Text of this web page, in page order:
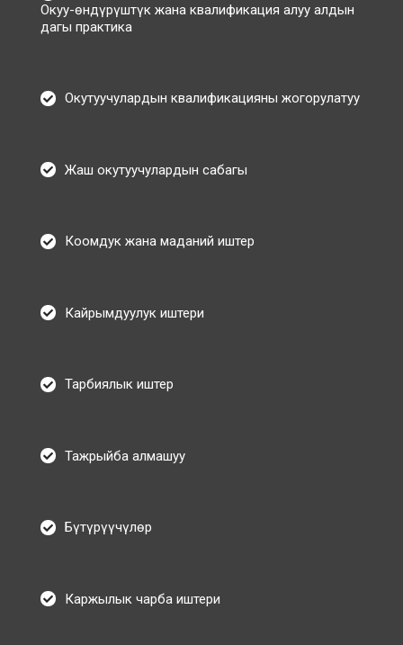
Окуу-өндүрүштүк жана квалификация алуу алдын
дагы практика
Окутуучулардын квалификацияны жогорулатуу
Жаш окутуучулардын сабагы
Коомдук жана маданий иштер
Кайрымдуулук иштери
Тарбиялык иштер
Тажрыйба алмашуу
Бүтүрүүчүлөр
Каржылык чарба иштери